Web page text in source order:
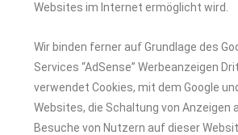
Websites im Internet ermöglicht wird.
Wir binden ferner auf Grundlage des
Services “AdSense” Werbeanzeigen
verwendet Cookies, mit dem Google
Websites, die Schaltung von Anzeigen
Besuche von Nutzern auf dieser